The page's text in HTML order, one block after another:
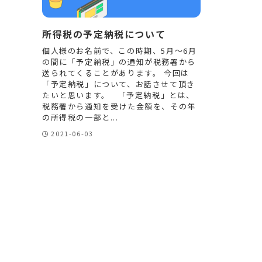
所得税の予定納税について
個人様のお名前で、この時期、5月～6月
の間に「予定納税」の通知が税務署から
送られてくることがあります。 今回は
「予定納税」について、お話させて頂き
たいと思います。 「予定納税」とは、
税務署から通知を受けた金額を、その年
の所得税の一部と...
2021-06-03